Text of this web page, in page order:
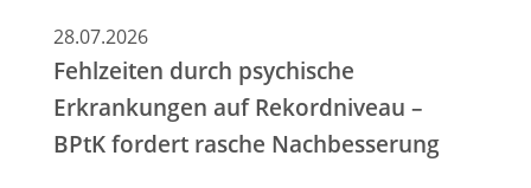
für
Mitglieder,
die
28.07.2026
Fehlzeiten durch psychische
Erkrankungen auf Rekordniveau –
BPtK fordert rasche Nachbesserung